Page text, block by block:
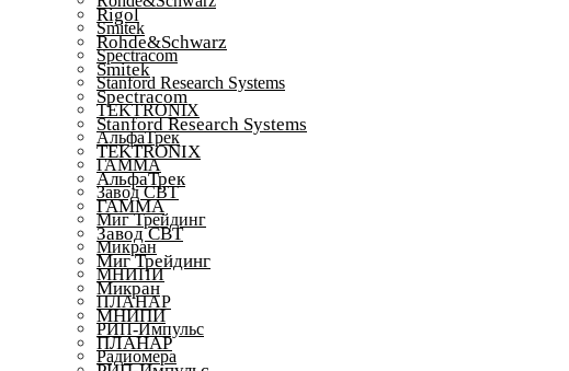
Smitek
Spectracom
Stanford Research Systems
TEKTRONIX
АльфаТрек
ГАММА
Завод СВТ
Миг Трейдинг
Микран
МНИПИ
ПЛАНАР
РИП-Импульс
Радиомера
Rigol
Rohde&Schwarz
Smitek
Spectracom
Stanford Research Systems
TEKTRONIX
АльфаТрек
ГАММА
Завод СВТ
Миг Трейдинг
Микран
МНИПИ
ПЛАНАР